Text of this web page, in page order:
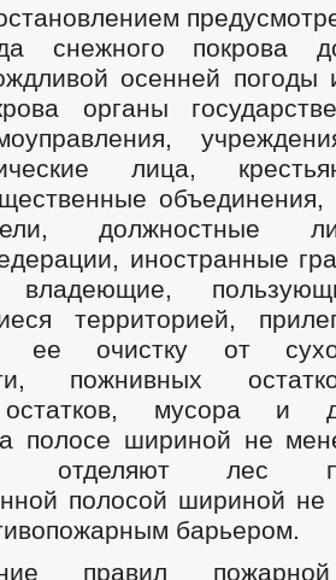
снежного покрова
осенней погоды
органы
лица,
должностные
иностранные
владеющие,
территорией,
ее очистку от
пожнивных
остатков, мусора и
полосе шириной не
лес
полосой шириной
барьером.
правил пожарной